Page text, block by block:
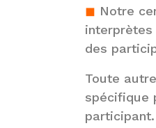
◼ Notre
des
Toute
spécifique
participant.